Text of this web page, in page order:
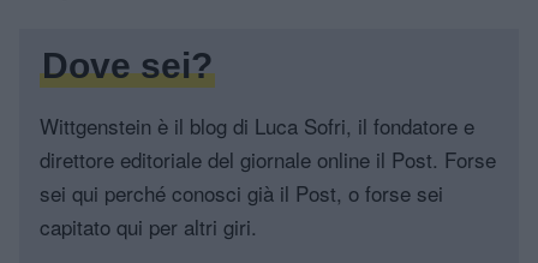
Dove sei?
Wittgenstein è il blog di Luca Sofri, il fondatore e
direttore editoriale del giornale online il Post. Forse
sei qui perché conosci già il Post, o forse sei
capitato qui per altri giri.